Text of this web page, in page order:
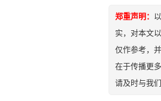
郑重声明：
实，对本文
仅作参考，
在于传播更
请及时与我们